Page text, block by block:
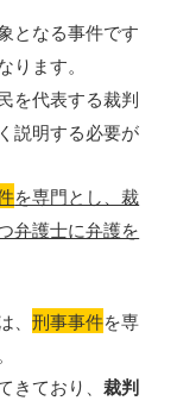
となる事件です
ります。
を代表する裁判
説明する必要が
を専門とし、裁
弁護士に弁護を
、刑事事件を専
きており、裁判